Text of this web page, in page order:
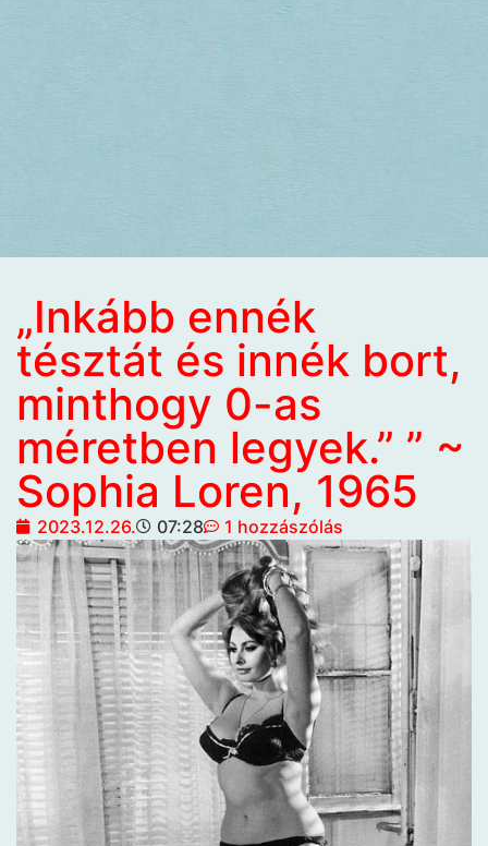
„Inkább ennék
tésztát és innék bort,
minthogy 0-as
méretben legyek.” ” ~
Sophia Loren, 1965
2023.12.26. 07:28 1 hozzászólás